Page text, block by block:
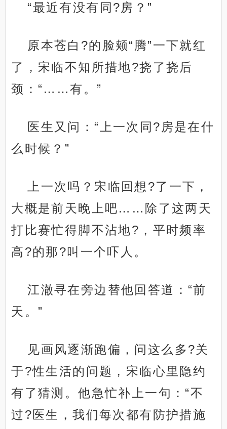
“最近有没有同?房？”
原本苍白?的脸颊“腾”一下就红
了，宋临不知所措地?挠了挠后
颈：“……有。”
医生又问：“上一次同?房是在什
么时候？”
上一次吗？宋临回想?了一下，
大概是前天晚上吧……除了这两天
打比赛忙得脚不沾地?，平时频率
高?的那?叫一个吓人。
江澈寻在旁边替他回答道：“前
天。”
见画风逐渐跑偏，问这么多?关
于?性生活的问题，宋临心里隐约
有了猜测。他急忙补上一句：“不
过?医生，我们每次都有防护措施